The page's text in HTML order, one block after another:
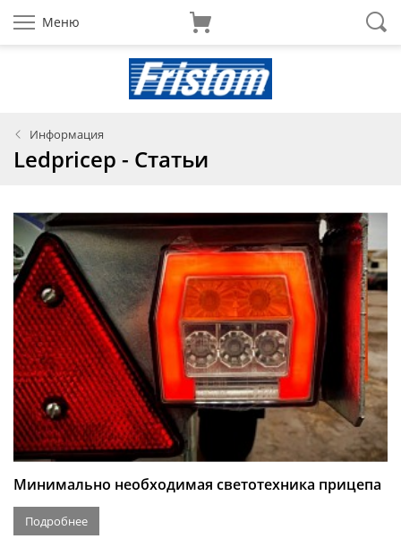
Меню
Информация
Ledpricep - Статьи
Минимально необходимая светотехника прицепа
Подробнее